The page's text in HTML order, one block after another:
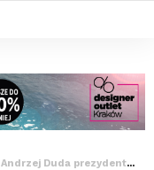
Andrzej Duda prezydentem Krakowa? Tego chcą Polacy